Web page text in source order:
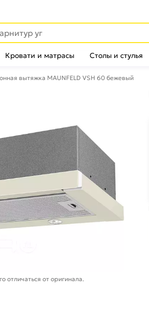
Кровати и матрасы Столы и стулья
вытяжка MAUNFELD VSH 60 бежевый
отличаться от оригинала.